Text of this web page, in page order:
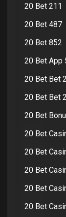
20 Bet 211
20 Bet 487
20 Bet 852
20 Bet App
20 Bet Bet
20 Bet Bet
20 Bet
20 Bet
20 Bet
20 Bet
20 Bet
20 Bet